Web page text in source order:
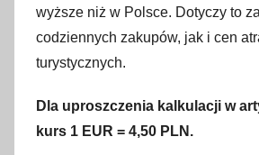
w
a
n
2
0
wyższe niż w Polsce. Dotyczy to
codziennych zakupów, jak i cen
turystycznych.
Dla uproszczenia kalkulacji w
kurs 1 EUR = 4,50 PLN.